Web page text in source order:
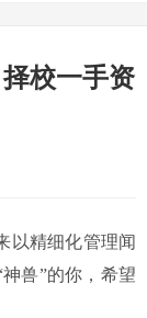
校一手资
以精细化管理闻
兽”的你，希望